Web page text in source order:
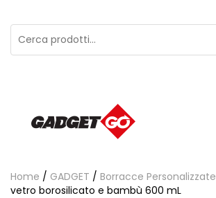
Home / GADGET / Borracce Personalizzate
vetro borosilicato e bambù 600 mL